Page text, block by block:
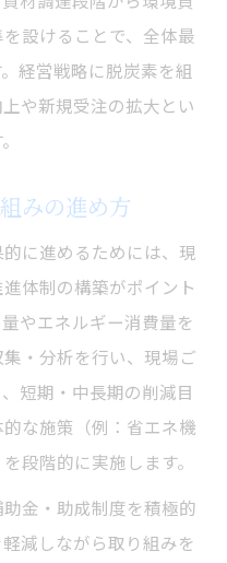
設けることで、全体最
経営戦略に脱炭素を組
や新規受注の拡大とい
みの進め方
に進めるためには、現
体制の構築がポイント
やエネルギー消費量を
・分析を行い、現場ご
短期・中長期の削減目
な施策（例：省エネ機
段階的に実施します。
金・助成制度を積極的
減しながら取り組みを